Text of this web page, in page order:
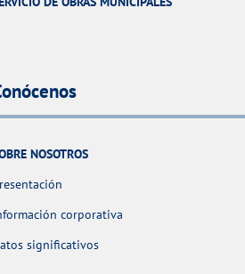
NOSOTROS
corporativa
significativos